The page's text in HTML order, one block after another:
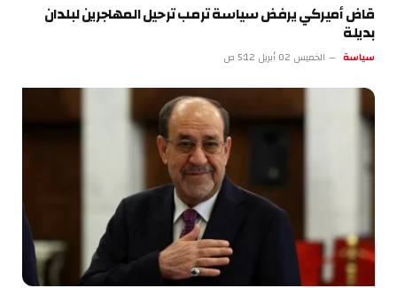
قاض أميركي يرفض سياسة ترمب ترحيل المهاجرين لبلدان
بديلة
سياسة الخميس 02 أبريل 5:12 ص